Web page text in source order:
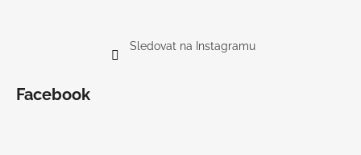
Sledovat na Instagramu
Facebook